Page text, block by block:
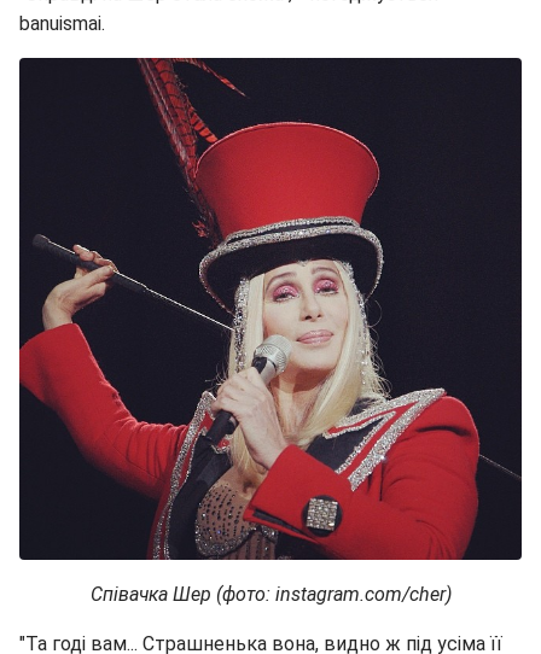
banuismai.
Співачка Шер (фото: instagram.com/cher)
"Та годі вам... Страшненька вона, видно ж під усіма її